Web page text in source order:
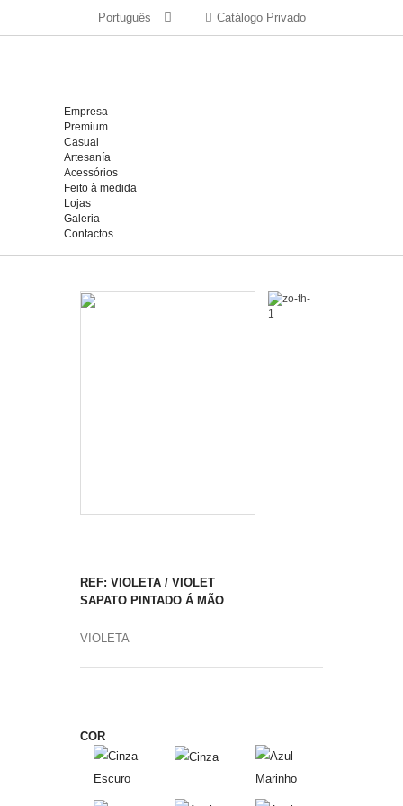
Português Catálogo Privado
Empresa
Premium
Casual
Artesanía
Acessórios
Feito à medida
Lojas
Galeria
Contactos
REF: VIOLETA / VIOLET
SAPATO PINTADO Á MÃO
VIOLETA
COR